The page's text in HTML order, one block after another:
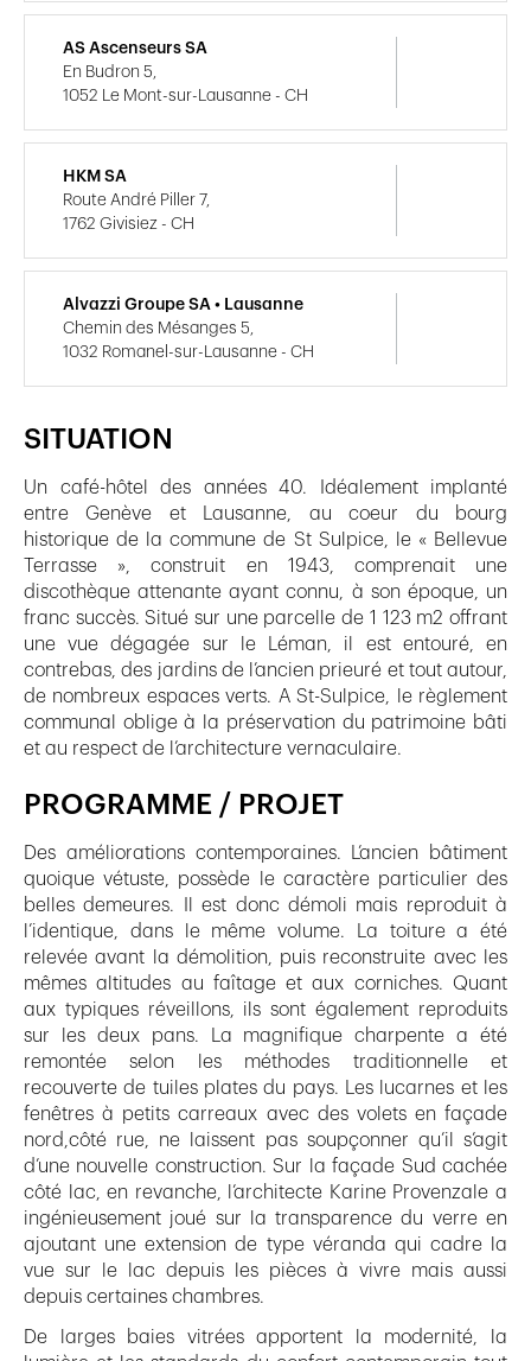
SITUATION
Un café-hôtel des années 40. Idéalement implanté
entre Genève et Lausanne, au coeur du bourg
historique de la commune de St Sulpice, le « Bellevue
Terrasse », construit en 1943, comprenait une
discothèque attenante ayant connu, à son époque, un
franc succès. Situé sur une parcelle de 1 123 m2 offrant
une vue dégagée sur le Léman, il est entouré, en
contrebas, des jardins de l’ancien prieuré et tout autour,
de nombreux espaces verts. A St-Sulpice, le règlement
communal oblige à la préservation du patrimoine bâti
et au respect de l’architecture vernaculaire.
PROGRAMME / PROJET
Des améliorations contemporaines. L’ancien bâtiment
quoique vétuste, possède le caractère particulier des
belles demeures. Il est donc démoli mais reproduit à
l’identique, dans le même volume. La toiture a été
relevée avant la démolition, puis reconstruite avec les
mêmes altitudes au faîtage et aux corniches. Quant
aux typiques réveillons, ils sont également reproduits
sur les deux pans. La magnifique charpente a été
remontée selon les méthodes traditionnelle et
recouverte de tuiles plates du pays. Les lucarnes et les
fenêtres à petits carreaux avec des volets en façade
nord,côté rue, ne laissent pas soupçonner qu’il s’agit
d’une nouvelle construction. Sur la façade Sud cachée
côté lac, en revanche, l’architecte Karine Provenzale a
ingénieusement joué sur la transparence du verre en
ajoutant une extension de type véranda qui cadre la
vue sur le lac depuis les pièces à vivre mais aussi
depuis certaines chambres.
De larges baies vitrées apportent la modernité, la
AS Ascenseurs SA
En Budron 5,
1052 Le Mont-sur-Lausanne - CH
HKM SA
Route André Piller 7,
1762 Givisiez - CH
Alvazzi Groupe SA • Lausanne
Chemin des Mésanges 5,
1032 Romanel-sur-Lausanne - CH